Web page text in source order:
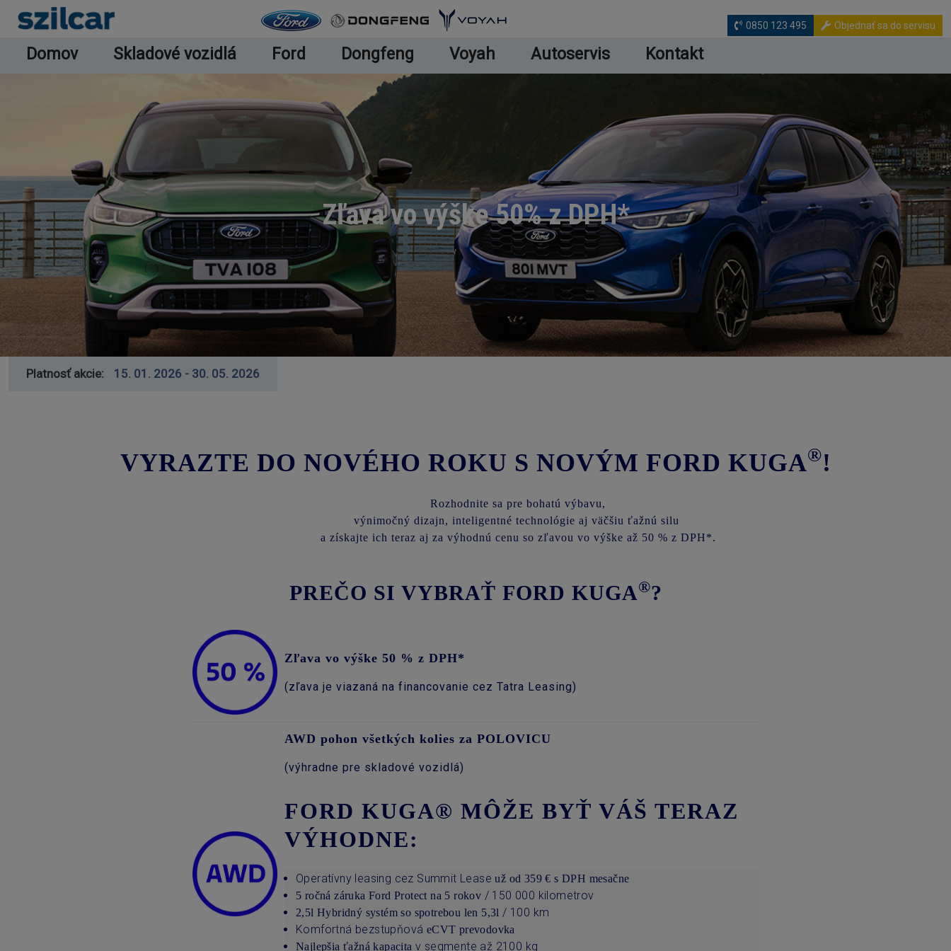
Skočiť na hlavný obsah
0850 123 495 Objednať sa do servisu
Domov Skladové vozidlá Ford Dongfeng Voyah Autoservis Kontakt
Zľava vo výške 50% z DPH*
Platnosť akcie 15. 01. 2026 - 30. 05. 2026
VYRAZTE DO NOVÉHO ROKU S NOVÝM FORD KUGA®!
Rozhodnite sa pre bohatú výbavu,
výnimočný dizajn, inteligentné technológie aj väčšiu ťažnú silu
a získajte ich teraz aj za výhodnú cenu so zľavou vo výške až 50 % z DPH*.
PREČO SI VYBRAŤ FORD KUGA®?
Zľava vo výške 50 % z DPH*
(zľava je viazaná na financovanie cez Tatra Leasing)
AWD pohon všetkých kolies za POLOVICU
(výhradne pre skladové vozidlá)
FORD KUGA® MÔŽE BYŤ VÁŠ TERAZ
VÝHODNE:
Operatívny leasing cez Summit Leaseuž od 359 € s DPH mesačne
5 ročná záruka Ford Protect na 5 rokov / 150 000 kilometrov
2,5l Hybridný systém so spotrebou len 5,3l / 100 km
Komfortná bezstupňová eCVT prevodovka
Najlepšia ťažná kapacita v segmente až 2100 kg